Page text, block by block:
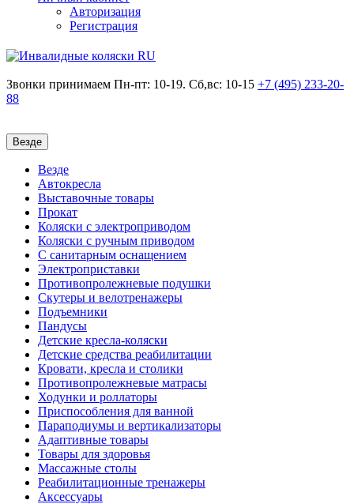
Авторизация
Регистрация
Звонки принимаем Пн-пт: 10-19. Сб,вс: 10-15 +7 (495) 233-20-
88
Везде
Везде
Автокресла
Выставочные товары
Прокат
Коляски с электроприводом
Коляски с ручным приводом
С санитарным оснащением
Электроприставки
Противопролежневые подушки
Скутеры и велотренажеры
Подъемники
Пандусы
Детские кресла-коляски
Детские средства реабилитации
Кровати, кресла и столики
Противопролежневые матрасы
Ходунки и роллаторы
Приспособления для ванной
Параподиумы и вертикализаторы
Адаптивные товары
Товары для здоровья
Массажные столы
Реабилитационные тренажеры
Аксессуары